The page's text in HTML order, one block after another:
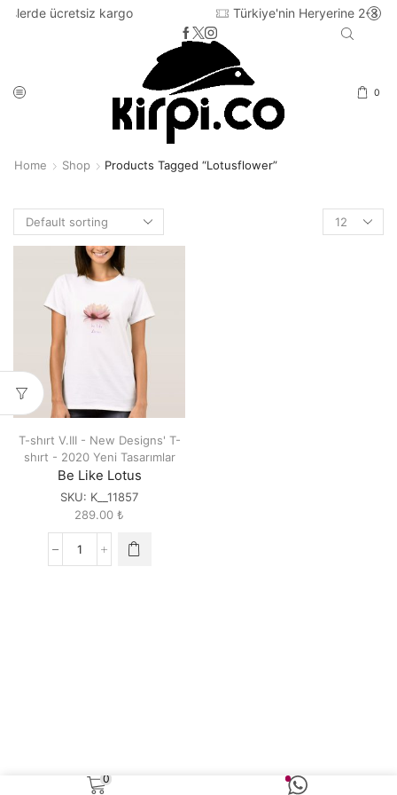
kargo Türkiye'nin Heryerine 2-3 iş günü içinde
0
Home Shop Products Tagged “lotusflower”
Products
per
T-shırt V.III - New Designs' T-
shırt - 2020 Yeni Tasarımlar
Be Like Lotus
SKU: K__11857
289.00 ₺
Be
0